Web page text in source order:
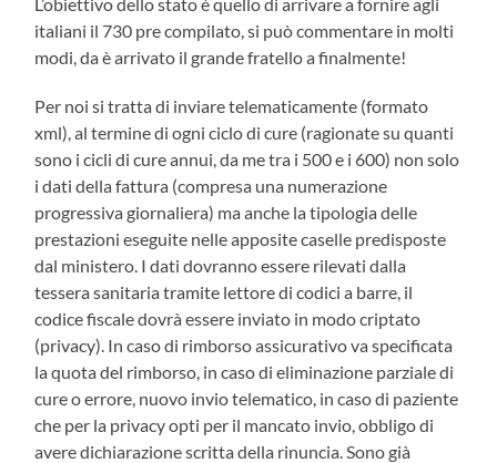
italiani il 730 pre compilato, si può commentare in molti
modi, da è arrivato il grande fratello a finalmente!
Per noi si tratta di inviare telematicamente (formato
xml), al termine di ogni ciclo di cure (ragionate su quanti
sono i cicli di cure annui, da me tra i 500 e i 600) non solo
i dati della fattura (compresa una numerazione
progressivagiornaliera) ma anche la tipologia delle
prestazioni eseguite nelle apposite caselle predisposte
dal ministero. I dati dovranno essere rilevati dalla
tessera sanitaria tramite lettore di codici a barre, il
codice fiscale dovrà essere inviato in modo criptato
(privacy). In caso di rimborso assicurativo va specificata
la quota del rimborso, in caso di eliminazione parziale di
cure o errore, nuovo invio telematico, in caso di paziente
che per la privacy opti per il mancato invio, obbligo di
avere dichiarazione scritta della rinuncia. Sono già